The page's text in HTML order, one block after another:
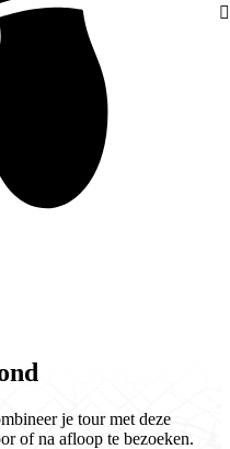
je tour met deze
of na afloop te bezoeken.